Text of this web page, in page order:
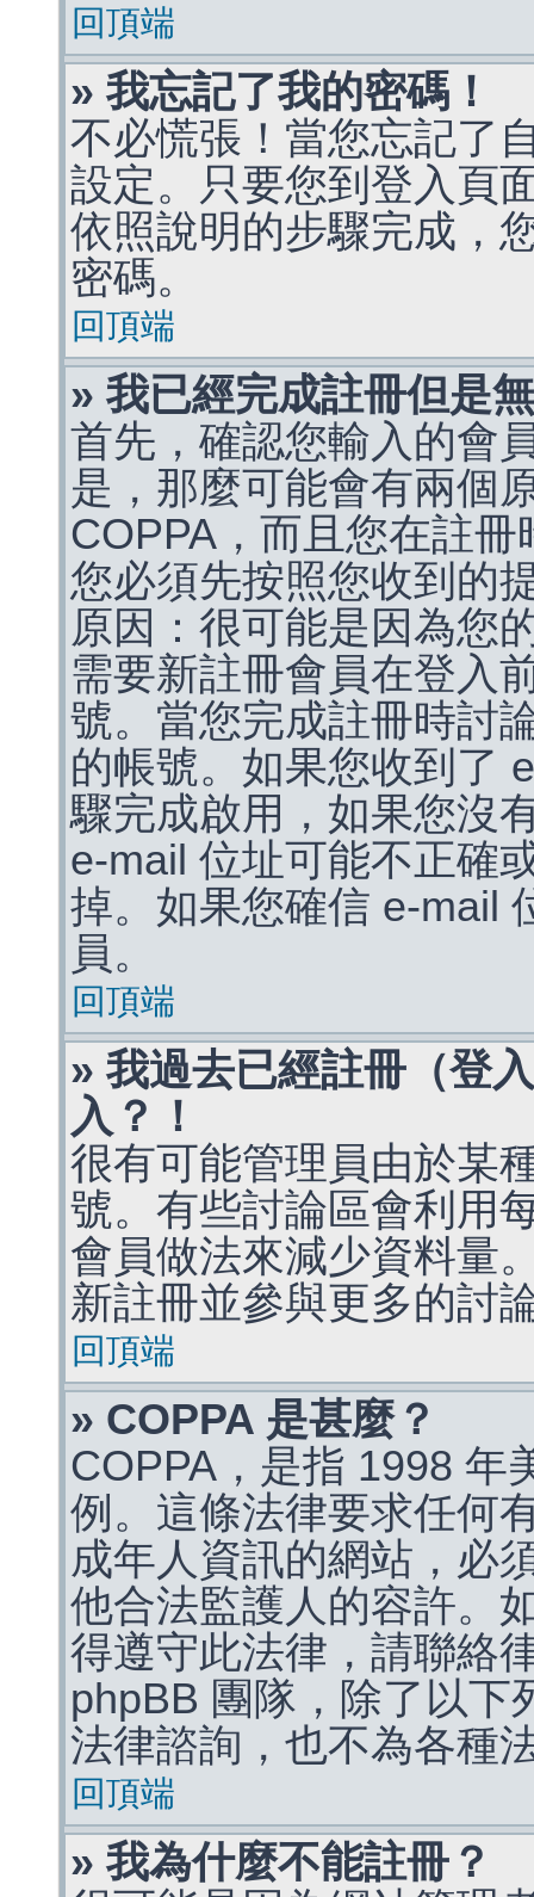
回頂端
» 我忘記了我的密碼！
不必慌張！當您忘記了
設定。只要您到登入頁
依照說明的步驟完成，
密碼。
回頂端
» 我已經完成註冊但是
首先，確認您輸入的會
是，那麼可能會有兩個
COPPA，而且您在註
您必須先按照您收到的
原因：很可能是因為您
需要新註冊會員在登入
號。當您完成註冊時討
的帳號。如果您收到了
驟完成啟用，如果您沒
e-mail 位址可能不正確
掉。如果您確信 e-mail
員。
回頂端
» 我過去已經註冊（登
入？！
很有可能管理員由於某
號。有些討論區會利用
會員做法來減少資料量
新註冊並參與更多的討
回頂端
» COPPA 是甚麼？
COPPA，是指 1998 年
例。這條法律要求任何
成年人資訊的網站，必
他合法監護人的容許。
得遵守此法律，請聯絡
phpBB 團隊，除了以下
法律諮詢，也不為各種
回頂端
» 我為什麼不能註冊？